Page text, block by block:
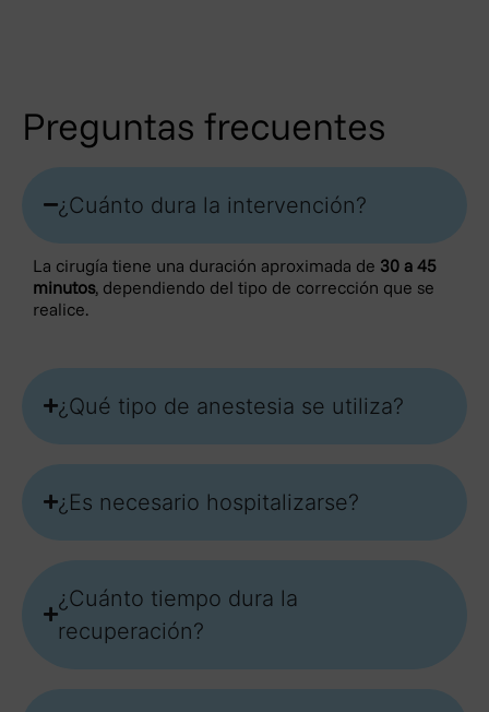
Preguntas frecuentes
¿Cuánto dura la intervención?
La cirugía tiene una duración aproximada de 30 a 45
minutos, dependiendo del tipo de corrección que se
realice.
¿Qué tipo de anestesia se utiliza?
¿Es necesario hospitalizarse?
¿Cuánto tiempo dura la
recuperación?